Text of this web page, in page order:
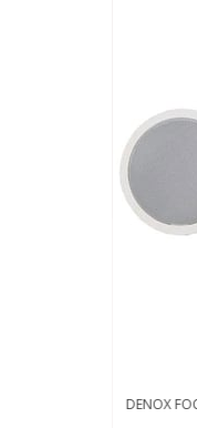
DENOX